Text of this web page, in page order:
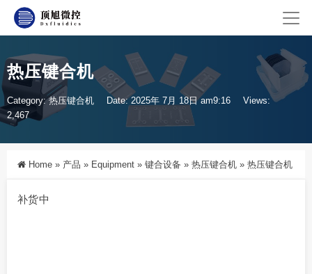
热压键合机
Category:热压键合机 Date: 2025年 7月 18日 am9:16
Views:
2,467
Home » 产品 » Equipment » 键合设备 » 热压键合机 » 热压键合机
补货中